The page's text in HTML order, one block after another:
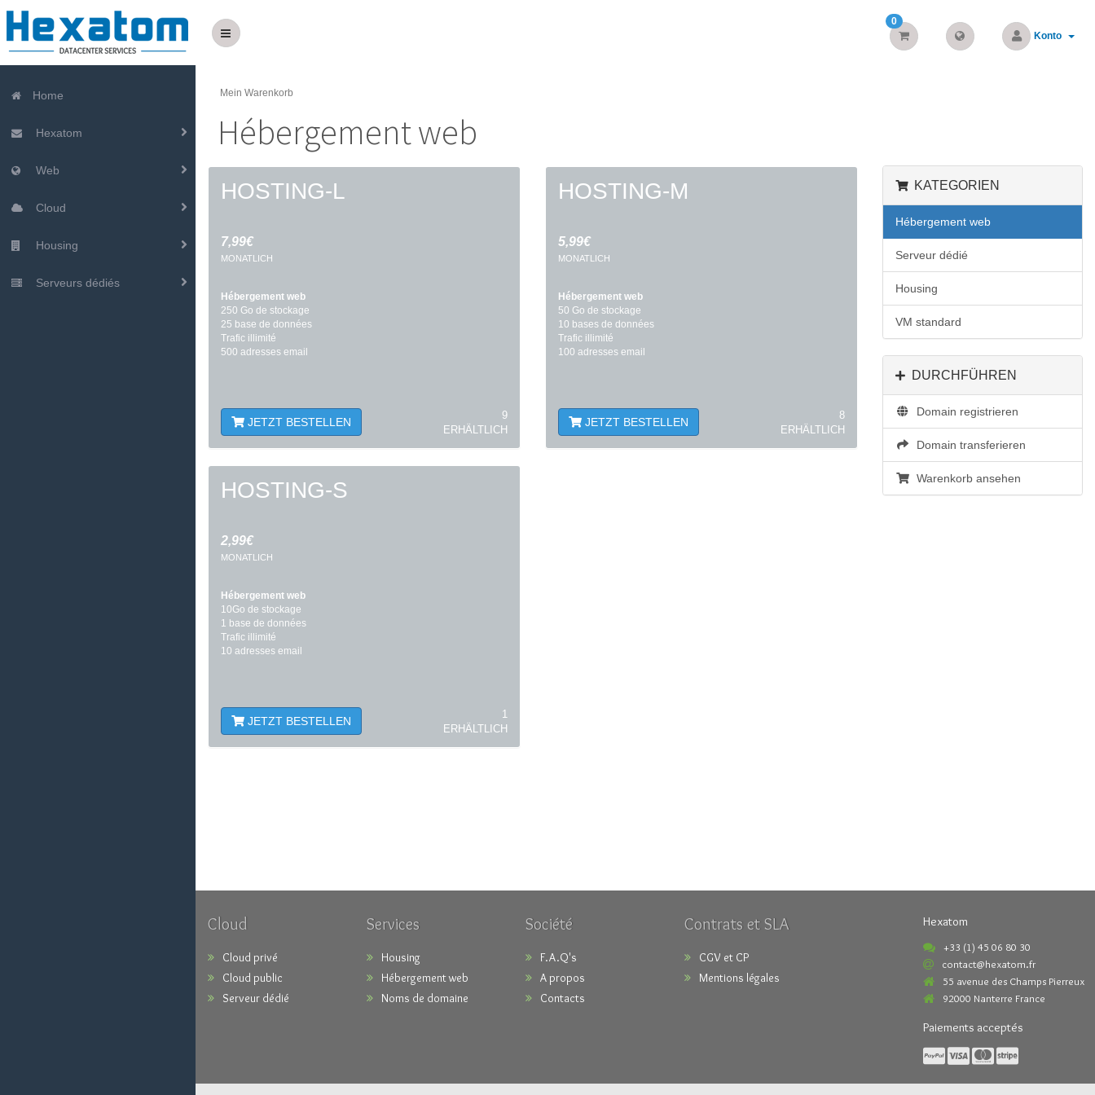
0
Konto
Home
Hexatom
Web
Cloud
Housing
Serveurs dédiés
Mein Warenkorb
Hébergement web
HOSTING-L
7,99€
MONATLICH
Hébergement web
250 Go de stockage
25 base de données
Trafic illimité
500 adresses email
JETZT BESTELLEN
9
ERHÄLTLICH
HOSTING-M
5,99€
MONATLICH
Hébergement web
50 Go de stockage
10 bases de données
Trafic illimité
100 adresses email
JETZT BESTELLEN
8
ERHÄLTLICH
HOSTING-S
2,99€
MONATLICH
Hébergement web
10Go de stockage
1 base de données
Trafic illimité
10 adresses email
JETZT BESTELLEN
1
ERHÄLTLICH
KATEGORIEN
Hébergement web
Serveur dédié
Housing
VM standard
DURCHFÜHREN
Domain registrieren
Domain transferieren
Warenkorb ansehen
Cloud
Cloud privé
Cloud public
Serveur dédié
Services
Housing
Hébergement web
Noms de domaine
Société
F.A.Q's
A propos
Contacts
Contrats et SLA
CGV et CP
Mentions légales
Hexatom
+33 (1) 45 06 80 30
contact@hexatom.fr
55 avenue des Champs Pierreux
92000 Nanterre France
Paiements acceptés